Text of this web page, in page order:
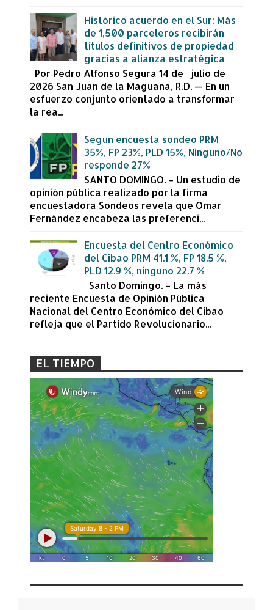
Histórico acuerdo en el Sur: Más
de 1,500 parceleros recibirán
títulos definitivos de propiedad
gracias a alianza estratégica
Por Pedro Alfonso Segura 14 de julio de
2026 San Juan de la Maguana, R.D. — En un
esfuerzo conjunto orientado a transformar
la rea...
Segun encuesta sondeo PRM
35%, FP 23%, PLD 15%, Ninguno/No
responde 27%
SANTO DOMINGO. – Un estudio de
opinión pública realizado por la firma
encuestadora Sondeos revela que Omar
Fernández encabeza las preferenci...
Encuesta del Centro Económico
del Cibao PRM 41.1 %, FP 18.5 %,
PLD 12.9 %, ninguno 22.7 %
Santo Domingo. – La más
reciente Encuesta de Opinión Pública
Nacional del Centro Económico del Cibao
refleja que el Partido Revolucionario...
EL TIEMPO